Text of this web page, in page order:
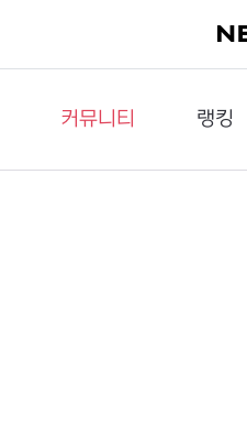
커뮤니티
이슈게시판
랭킹
던전랭킹